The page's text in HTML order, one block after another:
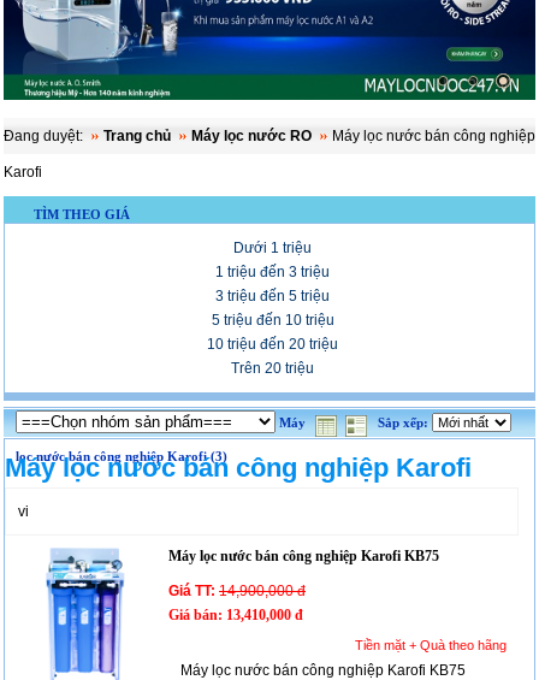
Đang duyệt: Trang chủ Máy lọc nước RO Máy lọc nước bán công nghiệp
Karofi
TÌM THEO GIÁ
Dưới 1 triệu
1 triệu đến 3 triệu
3 triệu đến 5 triệu
5 triệu đến 10 triệu
10 triệu đến 20 triệu
Trên 20 triệu
Sắp xếp:
Máy
lọc nước bán công nghiệp Karofi (3)
Máy lọc nước bán công nghiệp Karofi
vi
Máy lọc nước bán công nghiệp Karofi KB75
Giá TT: 14,900,000 đ
Giá bán: 13,410,000 đ
Tiền mặt + Quà theo hãng
Máy lọc nước bán công nghiệp Karofi KB75